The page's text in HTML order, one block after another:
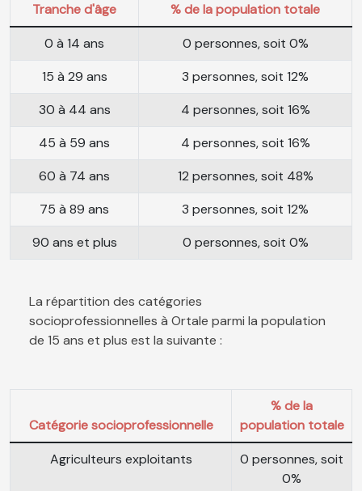
Tranche d'âge
% de la population totale
0 à 14 ans
0 personnes, soit 0%
15 à 29 ans
3 personnes, soit 12%
30 à 44 ans
4 personnes, soit 16%
45 à 59 ans
4 personnes, soit 16%
60 à 74 ans
12 personnes, soit 48%
75 à 89 ans
3 personnes, soit 12%
90 ans et plus
0 personnes, soit 0%
La répartition des catégories
socioprofessionnelles à Ortale parmi la population
de 15 ans et plus est la suivante :
Catégorie socioprofessionnelle
% de la
population totale
Agriculteurs exploitants
0 personnes, soit
0%